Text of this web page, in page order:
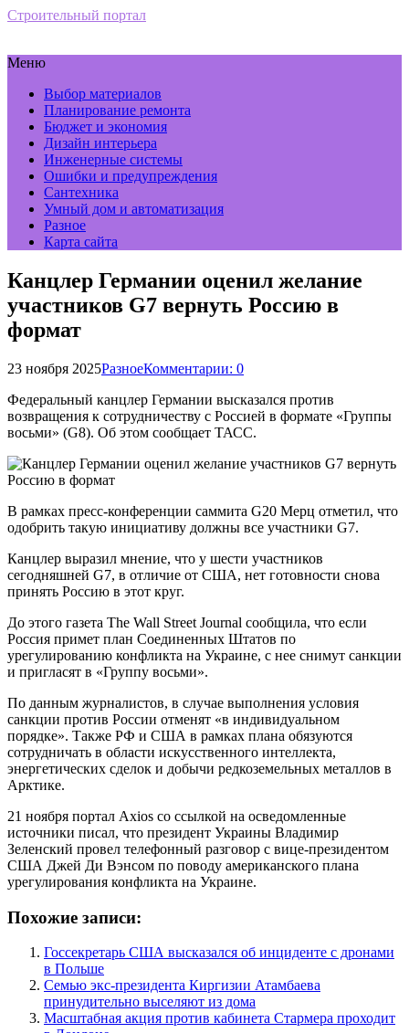
Строительный портал
Меню
Выбор материалов
Планирование ремонта
Бюджет и экономия
Дизайн интерьера
Инженерные системы
Ошибки и предупреждения
Сантехника
Умный дом и автоматизация
Разное
Карта сайта
Канцлер Германии оценил желание
участников G7 вернуть Россию в
формат
23 ноября 2025РазноеКомментарии: 0
Федеральный канцлер Германии высказался против
возвращения к сотрудничеству с Россией в формате «Группы
восьми» (G8). Об этом сообщает ТАСС.
В рамках пресс-конференции саммита G20 Мерц отметил, что
одобрить такую инициативу должны все участники G7.
Канцлер выразил мнение, что у шести участников
сегодняшней G7, в отличие от США, нет готовности снова
принять Россию в этот круг.
До этого газета The Wall Street Journal сообщила, что если
Россия примет план Соединенных Штатов по
урегулированию конфликта на Украине, с нее снимут санкции
и пригласят в «Группу восьми».
По данным журналистов, в случае выполнения условия
санкции против России отменят «в индивидуальном
порядке». Также РФ и США в рамках плана обязуются
сотрудничать в области искусственного интеллекта,
энергетических сделок и добычи редкоземельных металлов в
Арктике.
21 ноября портал Axios со ссылкой на осведомленные
источники писал, что президент Украины Владимир
Зеленский провел телефонный разговор с вице-президентом
США Джей Ди Вэнсом по поводу американского плана
урегулирования конфликта на Украине.
Похожие записи:
Госсекретарь США высказался об инциденте с дронами
в Польше
Семью экс-президента Киргизии Атамбаева
принудительно выселяют из дома
Масштабная акция против кабинета Стармера проходит